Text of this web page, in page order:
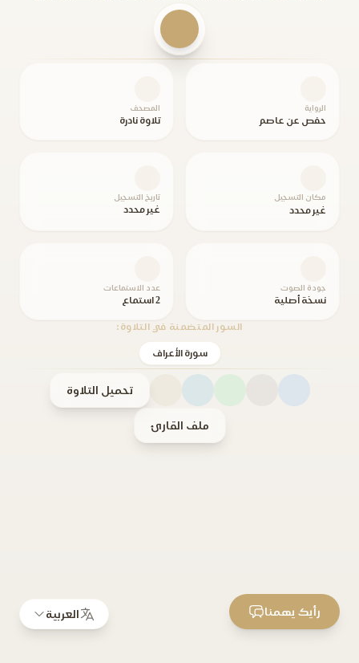
الرواية
حفص عن عاصم
المصحف
تلاوة نادرة
مكان التسجيل
غير محدد
تاريخ التسجيل
غير محدد
جودة الصوت
نسخة أصلية
عدد الاستماعات
2 استماع
السور المتضمنة في التلاوة:
سورة الأعراف
تحميل التلاوة
ملف القارئ
العربية رأيك يهمنا